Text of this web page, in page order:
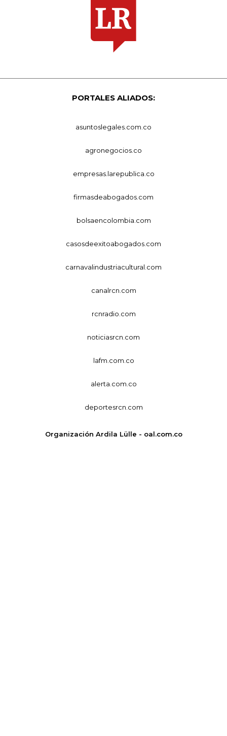
PORTALES ALIADOS:
asuntoslegales.com.co
agronegocios.co
empresas.larepublica.co
firmasdeabogados.com
bolsaencolombia.com
casosdeexitoabogados.com
carnavalindustriacultural.com
canalrcn.com
rcnradio.com
noticiasrcn.com
lafm.com.co
alerta.com.co
deportesrcn.com
Organización Ardila Lülle - oal.com.co